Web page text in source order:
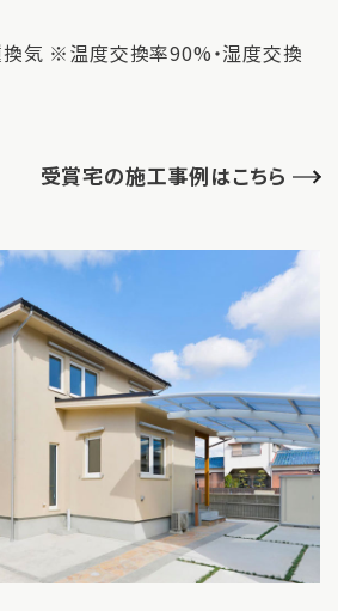
換気 ※温度交換率90%・湿度交換
受賞宅の施工事例はこちら